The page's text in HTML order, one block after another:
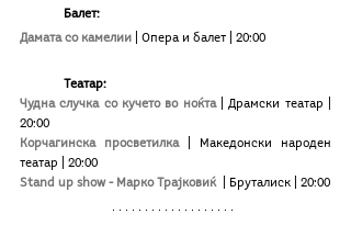
Балет:
Дамата со камелии
Опера и балет | 20:00
Театар:
Чудна случка со кучето во ноќта
| Драмски театар |
20:00
Корчагинска просветилка | Македонски народен
театар
| 20:00
Stand up show - Марко Трајковиќ
  | Бруталиск | 20:00